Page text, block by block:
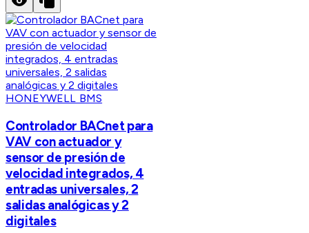
HONEYWELL BMS
Controlador BACnet para
VAV con actuador y
sensor de presión de
velocidad integrados, 4
entradas universales, 2
salidas analógicas y 2
digitales